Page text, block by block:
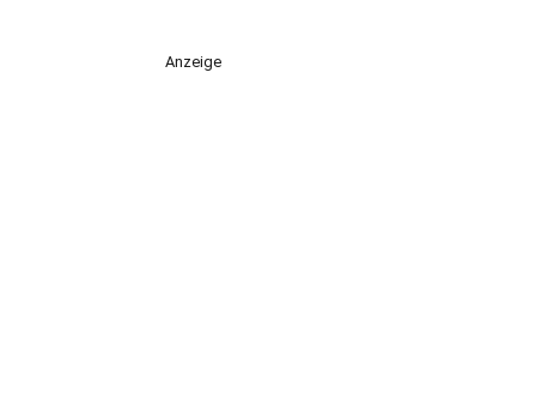
Anzeige